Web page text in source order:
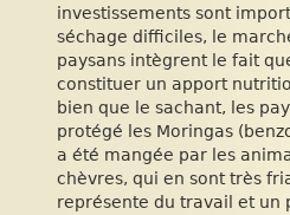
investissements sont
séchage difficiles, le
paysans intègrent le fait
constituer un apport
bien que le sachant, les
protégé les Moringas
a été mangée par les
chèvres, qui en sont très
représente du travail et un